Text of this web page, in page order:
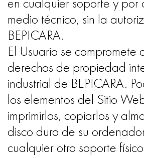
en cualquier soporte y por
medio técnico, sin la
BEPICARA.
El Usuario se compromete
derechos de propiedad
industrial de BEPICARA.
los elementos del Sitio
imprimirlos, copiarlos y
disco duro de su
cualquier otro soporte